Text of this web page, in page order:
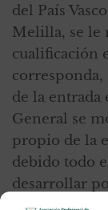
del País
Melilla, se le
cualificación
de la
General se
propio de la
debido todo
desarrollar